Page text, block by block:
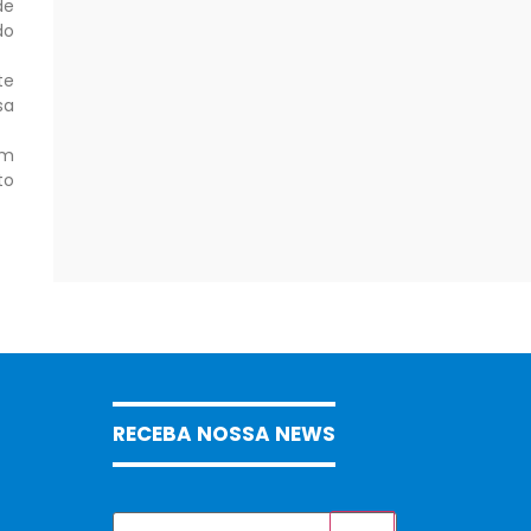
RECEBA NOSSA NEWS